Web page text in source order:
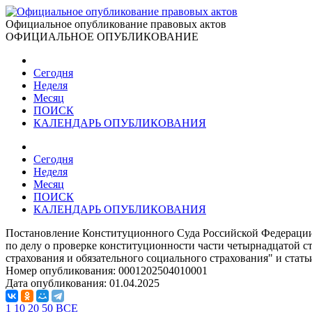
Официальное опубликование правовых актов
ОФИЦИАЛЬНОЕ ОПУБЛИКОВАНИЕ
Сегодня
Неделя
Месяц
ПОИСК
КАЛЕНДАРЬ ОПУБЛИКОВАНИЯ
Сегодня
Неделя
Месяц
ПОИСК
КАЛЕНДАРЬ ОПУБЛИКОВАНИЯ
Постановление Конституционного Суда Российской
по делу о проверке конституционности части четырнадцатой
страхования и обязательного социального страхования" и
Номер опубликования: 0001202504010001
Дата опубликования: 01.04.2025
1 10 20 50 ВСЕ